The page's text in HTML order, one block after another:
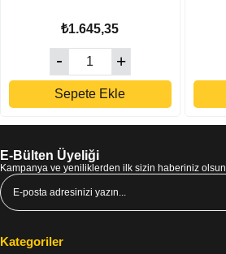
₺1.645,35
Sepete Ekle
E-Bülten Üyeliği
Kampanya ve yeniliklerden ilk sizin haberiniz olsun
Kategoriler